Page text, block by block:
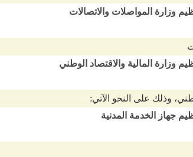
وذلك على النحو الآتي: